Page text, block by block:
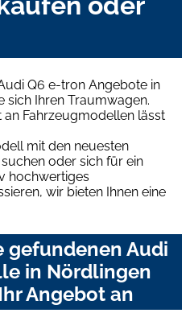
Q6 e-tron Angebote in
sich Ihren Traumwagen.
Fahrzeugmodellen lässt
mit den neuesten
oder sich für ein
hochwertiges
wir bieten Ihnen eine
gefundenen Audi
in Nördlingen
Angebot an